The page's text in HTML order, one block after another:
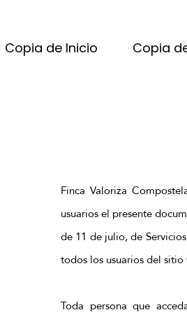
Copia de Inicio Copia
Finca Valoriza
usuarios el presente
de 11 de julio, de
todos los usuarios del
Toda persona que